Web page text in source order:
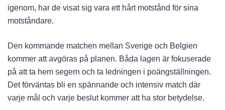
igenom, har de visat sig vara ett hårt motstånd för sina
motståndare.
Den kommande matchen mellan Sverige och Belgien
kommer att avgöras på planen. Båda lagen är fokuserade
på att ta hem segern och ta ledningen i poängställningen.
Det förväntas bli en spännande och intensiv match där
varje mål och varje beslut kommer att ha stor betydelse.